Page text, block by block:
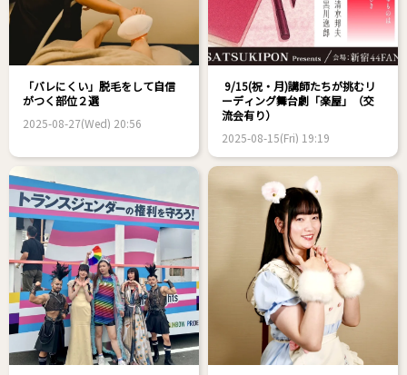
「バレにくい」脱毛をして自信
がつく部位２選
2025-08-27(Wed) 20:56
9/15(祝・月)講師たちが挑むリ
ーディング舞台劇「楽屋」（交
流会有り）
2025-08-15(Fri) 19:19